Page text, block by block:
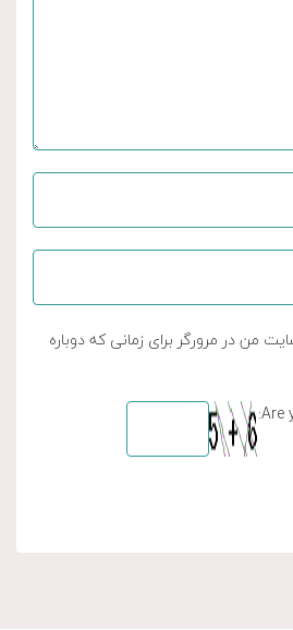
من در مرورگر برای زمانی که دوباره
Are